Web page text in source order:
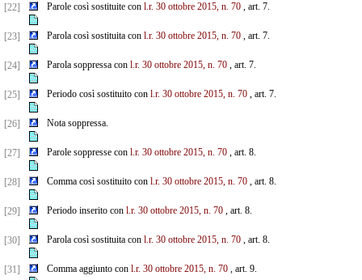
[22] Parole così sostituite con l.r. 30 ottobre 2015, n. 70, art. 7.
[23] Parola così sostituita con l.r. 30 ottobre 2015, n. 70, art. 7.
[24] Parola soppressa con l.r. 30 ottobre 2015, n. 70, art. 7.
[25] Periodo così sostituito con l.r. 30 ottobre 2015, n. 70, art. 7.
[26] Nota soppressa.
[27] Parole soppresse con l.r. 30 ottobre 2015, n. 70, art. 8.
[28] Comma così sostituito con l.r. 30 ottobre 2015, n. 70, art. 8.
[29] Periodo inserito con l.r. 30 ottobre 2015, n. 70, art. 8.
[30] Parola così sostituita con l.r. 30 ottobre 2015, n. 70, art. 8.
[31] Comma aggiunto con l.r. 30 ottobre 2015, n. 70, art. 9.